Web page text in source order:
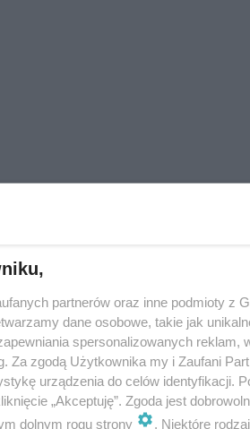
partnerów oraz inne podmioty z
dane osobowe, takie jak
spersonalizowanych
Za zgodą Użytkownika my i Zaufani
urządzenia do celów identyfikacji.
„Akceptuję”. Zgoda jest
dolnym rogu strony
. Niektóre